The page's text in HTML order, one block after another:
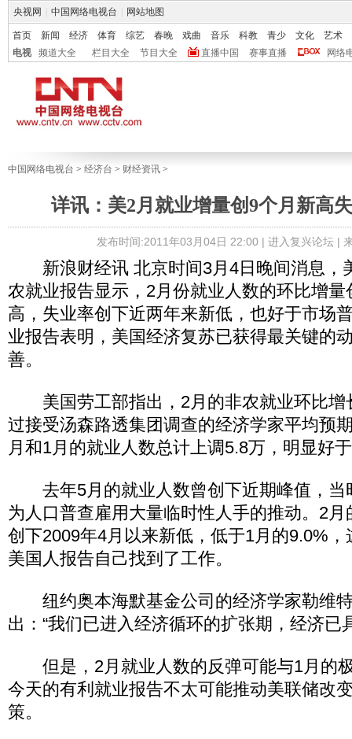
央视网 中国网络电视台 网站地图
首页 新闻 经济 体育 综艺 春晚 戏曲 音乐 科教 青少 文化
艺术
电视
频道大全 栏目大全 节目大全 直播中国 赛事直播 网络
中国网络电视台 > 经济台 > 财经资讯 >
详讯：美2月就业增量创9个月新高
发布时间:2011年03月04日 22:00 | 进入复兴论坛|
新浪财经讯 北京时间3月4日晚间消息，
农就业报告显示，2月份就业人数的环比增
高，失业率创下近两年来新低，也好于市场
业报告表明，美国经济复苏已获得最关键的
善。
美国劳工部指出，2月的非农就业环比增
过接受汤森路透集团调查的经济学家平均预
月和1月的就业人数总计上调5.8万，明显好
去年5月的就业人数曾创下近期峰值，当
为人口普查雇用大量临时性人手的推动。2
创下2009年4月以来新低，低于1月的9.0%
美国人报告自己找到了工作。
纽约奥本海默基金公司的经济学家勒维
出：“我们已进入经济循环的扩张期，经济已
但是，2月就业人数的反弹可能与1月的
今天的有利就业报告不太可能推动美联储改
策。